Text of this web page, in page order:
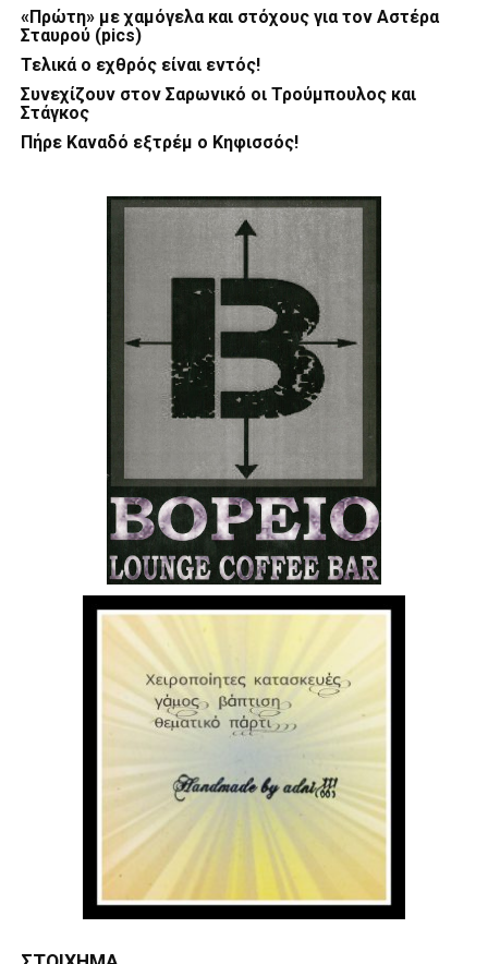
«Πρώτη» με χαμόγελα και στόχους για τον Αστέρα
Σταυρού (pics)
Τελικά ο εχθρός είναι εντός!
Συνεχίζουν στον Σαρωνικό οι Τρούμπουλος και
Στάγκος
Πήρε Καναδό εξτρέμ ο Κηφισσός!